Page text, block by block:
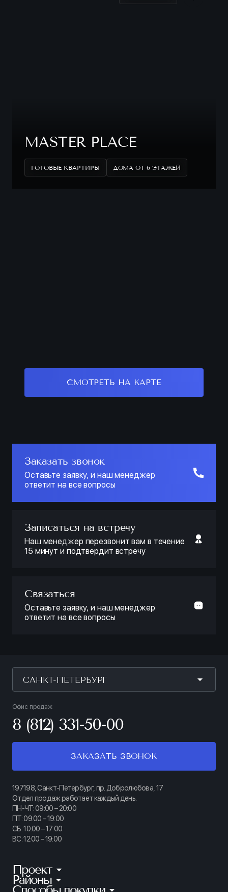
MASTER PLACE
ГОТОВЫЕ КВАРТИРЫ ДОМА ОТ 6 ЭТАЖЕЙ
СМОТРЕТЬ НА КАРТЕ
Заказать звонок
Оставьте заявку, и наш менеджер
ответит на все вопросы
Записаться на встречу
Наш менеджер перезвонит вам в течение
15 минут и подтвердит встречу
Связаться
Оставьте заявку, и наш менеджер
ответит на все вопросы
САНКТ-ПЕТЕРБУРГ
Офис продаж
8 (812) 331-50-00
ЗАКАЗАТЬ ЗВОНОК
197198, Санкт-Петербург, пр. Добролюбова, 17
Отдел продаж работает каждый день.
ПН-ЧТ: 09:00 – 20:00
ПТ: 09:00 – 19:00
СБ: 10:00 – 17:00
ВС: 12:00 – 19:00
Проект
КИНОПАРК
Районы
Калининский